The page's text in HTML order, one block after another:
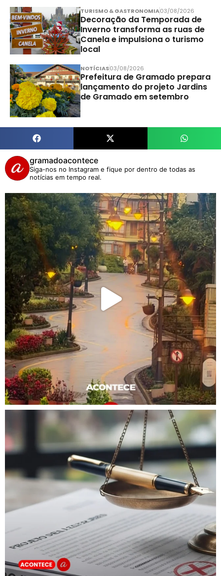
TURISMO & GASTRONOMIA03/08/2026
Decoração da Temporada de
Inverno transforma as ruas de
Canela e impulsiona o turismo
local
NOTÍCIAS03/08/2026
Prefeitura de Gramado prepara
lançamento do projeto Jardins
de Gramado em setembro
gramadoacontece
Siga-nos no Instagram e fique por dentro de todas as
notícias em tempo real.